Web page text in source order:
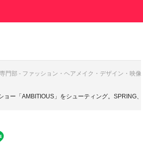
門部 - ファッション・ヘアメイク・デザイン・映
ョー「AMBITIOUS」をシューティング。SPRING